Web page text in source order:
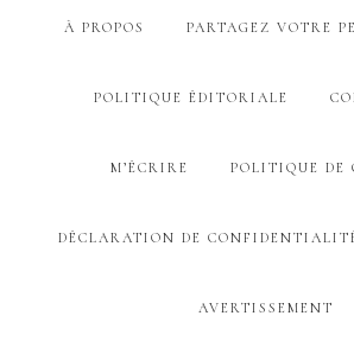
À PROPOS PARTAGEZ VOTRE
POLITIQUE ÉDITORIALE
M’ÉCRIRE POLITIQUE DE
DÉCLARATION DE
AVERTISSEMENT